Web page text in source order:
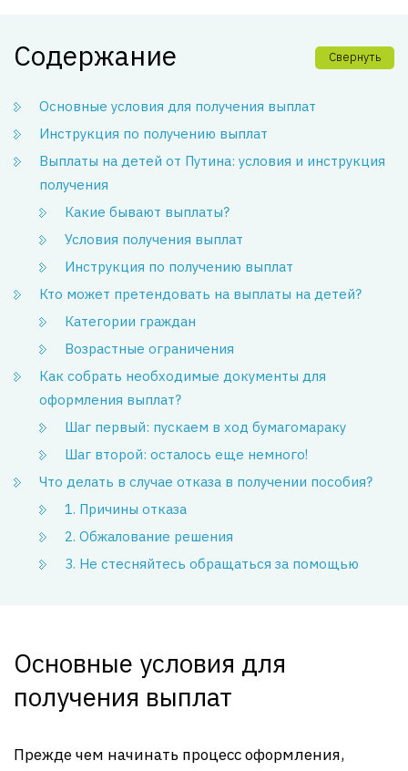
Содержание Свернуть
Основные условия для получения выплат
Инструкция по получению выплат
Выплаты на детей от Путина: условия и инструкция
получения
Какие бывают выплаты?
Условия получения выплат
Инструкция по получению выплат
Кто может претендовать на выплаты на детей?
Категории граждан
Возрастные ограничения
Как собрать необходимые документы для
оформления выплат?
Шаг первый: пускаем в ход бумагомараку
Шаг второй: осталось еще немного!
Что делать в случае отказа в получении пособия?
1. Причины отказа
2. Обжалование решения
3. Не стесняйтесь обращаться за помощью
Основные условия для
получения выплат
Прежде чем начинать процесс оформления,